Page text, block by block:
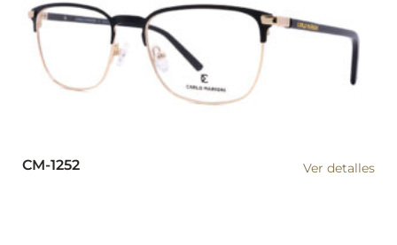
CM-1252 Ver detalles